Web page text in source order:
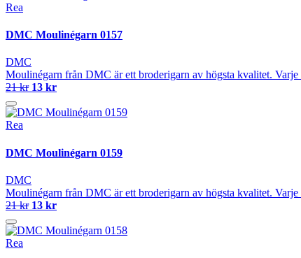
Rea
DMC Moulinégarn 0157
DMC
Moulinégarn från DMC är ett broderigarn av högsta kvalitet.
21 kr 13 kr
Rea
DMC Moulinégarn 0159
DMC
Moulinégarn från DMC är ett broderigarn av högsta kvalitet.
21 kr 13 kr
Rea